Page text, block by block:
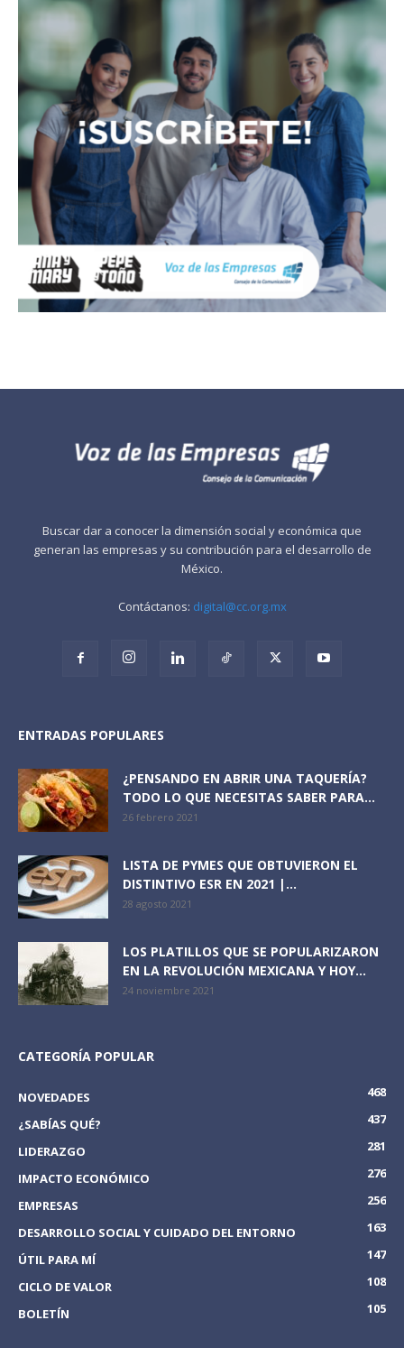
Buscar dar a conocer la dimensión social y económica que
generan las empresas y su contribución para el desarrollo de
México.
Contáctanos: digital@cc.org.mx
ENTRADAS POPULARES
¿PENSANDO EN ABRIR UNA TAQUERÍA?
TODO LO QUE NECESITAS SABER PARA...
26 febrero 2021
LISTA DE PYMES QUE OBTUVIERON EL
DISTINTIVO ESR EN 2021 |...
28 agosto 2021
LOS PLATILLOS QUE SE POPULARIZARON
EN LA REVOLUCIÓN MEXICANA Y HOY...
24 noviembre 2021
CATEGORÍA POPULAR
NOVEDADES
468
¿SABÍAS QUÉ?
437
LIDERAZGO
281
IMPACTO ECONÓMICO
276
EMPRESAS
256
DESARROLLO SOCIAL Y CUIDADO DEL ENTORNO
163
ÚTIL PARA MÍ
147
CICLO DE VALOR
108
BOLETÍN
105